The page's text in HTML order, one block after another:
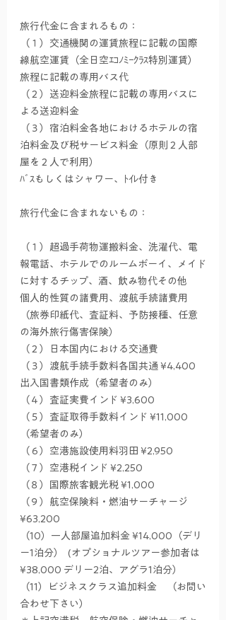
旅行代金に含まれるもの：
（１）交通機関の運賃旅程に記載の国際
線航空運賃（全日空ｴｺﾉﾐｰｸﾗｽ特別運賃）
旅程に記載の専用バス代
（２）送迎料金旅程に記載の専用バスに
よる送迎料金
（３）宿泊料金各地におけるホテルの宿
泊料金及び税サービス料金（原則２人部
屋を２人で利用）
ﾊﾞｽもしくはシャワー、ﾄｲﾚ付き
旅行代金に含まれないもの：
（１）超過手荷物運搬料金、洗濯代、電
報電話、ホテルでのルームボーイ、メイド
に対するチップ、酒、飲み物代その他
個人的性質の諸費用、渡航手続諸費用
（旅券印紙代、査証料、予防接種、任意
の海外旅行傷害保険）
（２）日本国内における交通費
（３）渡航手続手数料各国共通 ¥4,400
出入国書類作成（希望者のみ）
（４）査証実費インド ¥3,600
（５）査証取得手数料インド ¥11,000
（希望者のみ）
（６）空港施設使用料羽田 ¥2,950
（７）空港税インド ¥2,250
（８）国際旅客観光税 ¥1,000
（９）航空保険料・燃油サーチャージ
¥63,200
（10）一人部屋追加料金 ¥14,000（デリ
ー1泊分）  (オプショナルツアー参加者は
¥38,000 デリー2泊、アグラ1泊分）
（11）ビジネスクラス追加料金　（お問い
合わせ下さい）